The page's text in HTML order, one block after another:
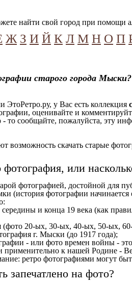
найти свой город при помощи
Ж З И Й К Л М Н О П
старого города
ЭтоРетро.ру, у Вас есть коллекция
оценивайте и
то сообщайте, пожалуйста, эту
возможность скачать старые
фотография, или
фотографией, достойной для
(история фотографии
и конца 19 века (как
(фото 20-ых, 30-ых, 40-ых, 50-ых,
г. Мыски (до 1917 года);
- или фото времен войны -
применительно к нашей Родине -
ретро фотографиями могут
запечатлено на фото?